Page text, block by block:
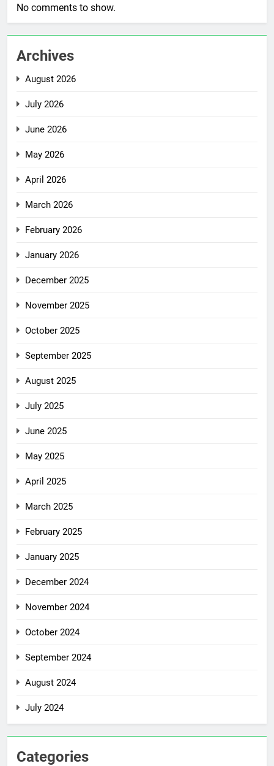
No comments to show.
Archives
August 2026
July 2026
June 2026
May 2026
April 2026
March 2026
February 2026
January 2026
December 2025
November 2025
October 2025
September 2025
August 2025
July 2025
June 2025
May 2025
April 2025
March 2025
February 2025
January 2025
December 2024
November 2024
October 2024
September 2024
August 2024
July 2024
Categories